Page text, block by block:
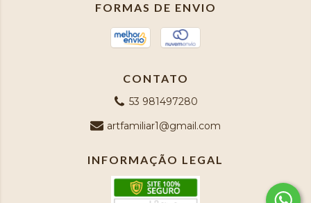
FORMAS DE ENVIO
CONTATO
53 981497280
artfamiliar1@gmail.com
INFORMAÇÃO LEGAL